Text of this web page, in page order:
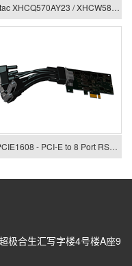
Xingtac XHCQ570AY23 / XHCW580AY23
LC-PCIE1608 - PCI-E to 8 Port RS422/485 Low Profile Card
极合生汇写字楼4号楼A座9